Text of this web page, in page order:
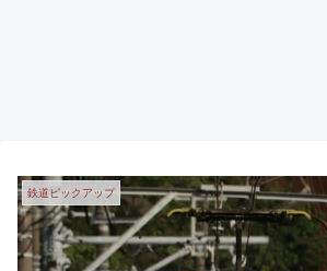
鉄道ピックアップ